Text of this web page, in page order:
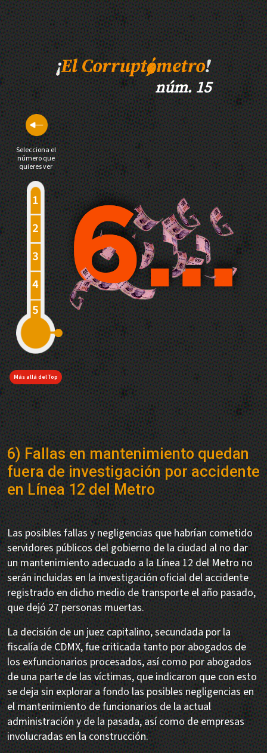
núm. 15
Selecciona el
número que
quieres ver
Más allá del Top
6) Fallas en mantenimiento quedan
fuera de investigación por accidente
en Línea 12 del Metro
Las posibles fallas y negligencias que habrían cometido
servidores públicos del gobierno de la ciudad al no dar
un mantenimiento adecuado a la Línea 12 del Metro no
serán incluidas en la investigación oficial del accidente
registrado en dicho medio de transporte el año pasado,
que dejó 27 personas muertas.
La decisión de un juez capitalino, secundada por la
fiscalía de CDMX, fue criticada tanto por abogados de
los exfuncionarios procesados, así como por abogados
de una parte de las víctimas, que indicaron que con esto
se deja sin explorar a fondo las posibles negligencias en
el mantenimiento de funcionarios de la actual
administración y de la pasada, así como de empresas
involucradas en la construcción.